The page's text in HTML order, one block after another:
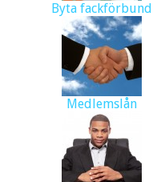
Byta fackförbund
Medlemslån